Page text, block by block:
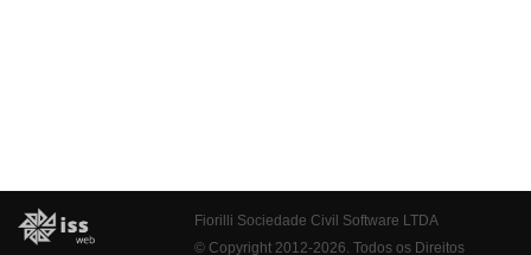
Fiorilli Sociedade Civil Software LTDA
© Copyright 2012-2026. Todos os Direitos